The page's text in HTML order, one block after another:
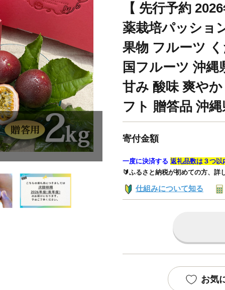
【 先行予約
薬栽培パッショ
果物 フルーツ
国フルーツ 沖
甘み 酸味 爽や
フト 贈答品 沖
寄付金額
一度に決済する 返礼品数は３つ以
🔰ふるさと納税が初めての方、詳
仕組みについて知る
お気